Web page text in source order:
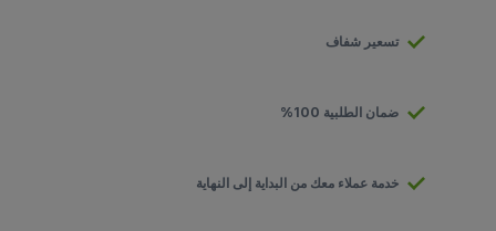
تسعير شفاف
ضمان الطلبية 100%
خدمة عملاء معك من البداية إلى النهاية